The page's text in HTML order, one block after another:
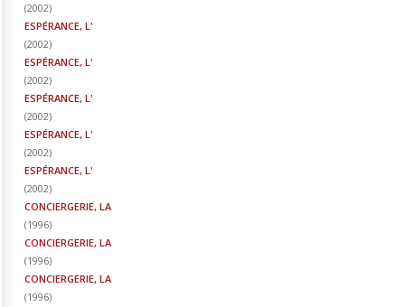
(2002)
ESPÉRANCE, L'
(2002)
ESPÉRANCE, L'
(2002)
ESPÉRANCE, L'
(2002)
ESPÉRANCE, L'
(2002)
ESPÉRANCE, L'
(2002)
CONCIERGERIE, LA
(1996)
CONCIERGERIE, LA
(1996)
CONCIERGERIE, LA
(1996)